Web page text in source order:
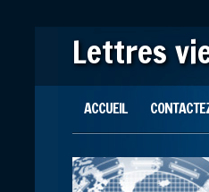
Lettres
Main menu
ACCUEIL